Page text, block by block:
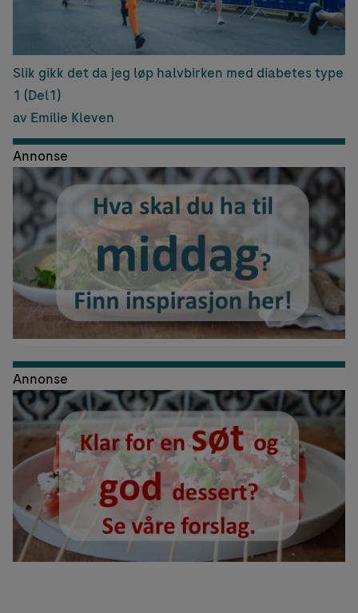
Slik gikk det da jeg løp halvbirken med diabetes type
1 (Del1)
av Emilie Kleven
Annonse
Annonse